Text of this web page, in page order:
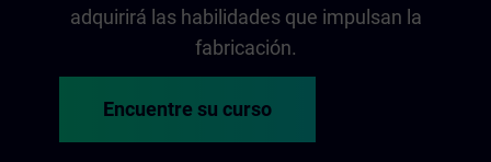
adquirirá las habilidades que impulsan la
fabricación.
Encuentre su curso